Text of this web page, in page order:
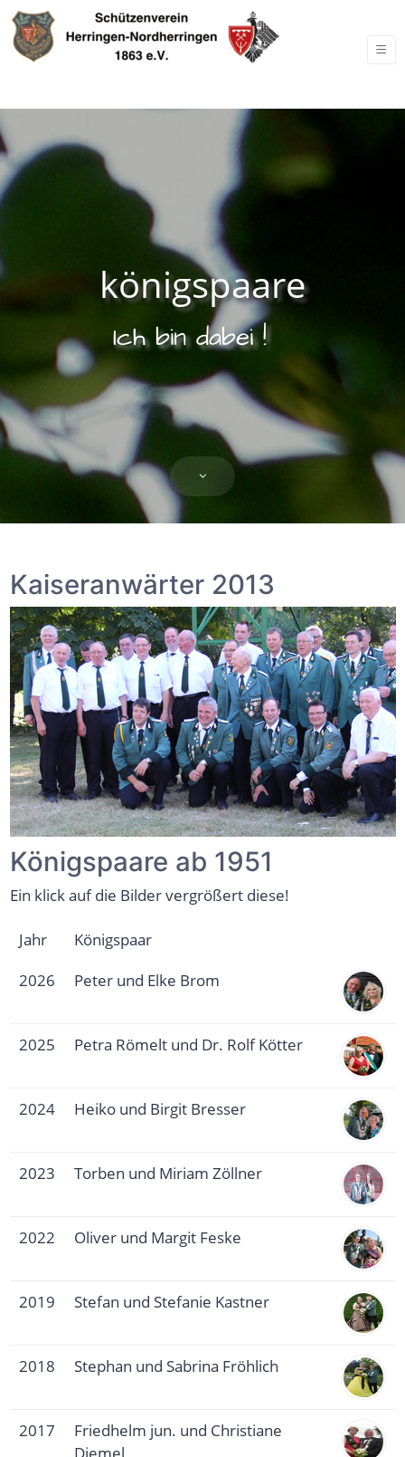
königspaare
Ich bin dabei !
Kaiseranwärter 2013
Königspaare ab 1951
Ein klick auf die Bilder vergrößert diese!
Jahr
Königspaar
2026
Peter und Elke Brom
2025 Petra Römelt und Dr. Rolf Kötter
2024 Heiko und Birgit Bresser
2023 Torben und Miriam Zöllner
2022 Oliver und Margit Feske
2019 Stefan und Stefanie Kastner
2018 Stephan und Sabrina Fröhlich
2017
Friedhelm jun. und Christiane